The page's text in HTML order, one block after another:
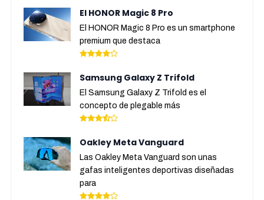
El HONOR Magic 8 Pro
El HONOR Magic 8 Pro es un smartphone
premium que destaca
Samsung Galaxy Z Trifold
El Samsung Galaxy Z Trifold es el
concepto de plegable más
Oakley Meta Vanguard
Las Oakley Meta Vanguard son unas
gafas inteligentes deportivas diseñadas
para